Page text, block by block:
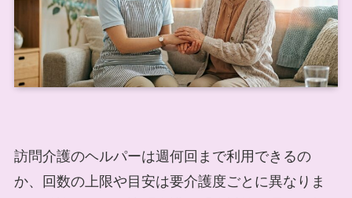
訪問介護のヘルパーは週何回まで利用できるの
か、回数の上限や目安は要介護度ごとに異なりま